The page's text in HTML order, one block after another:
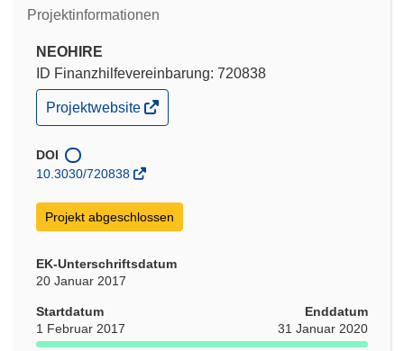
Projektinformationen
NEOHIRE
ID Finanzhilfevereinbarung: 720838
(öffnet
in
Fenster)
Projektwebsite
DOI
10.3030/720838
Projekt abgeschlossen
EK-Unterschriftsdatum
20 Januar 2017
Startdatum
1 Februar 2017
Enddatum
31 Januar 2020